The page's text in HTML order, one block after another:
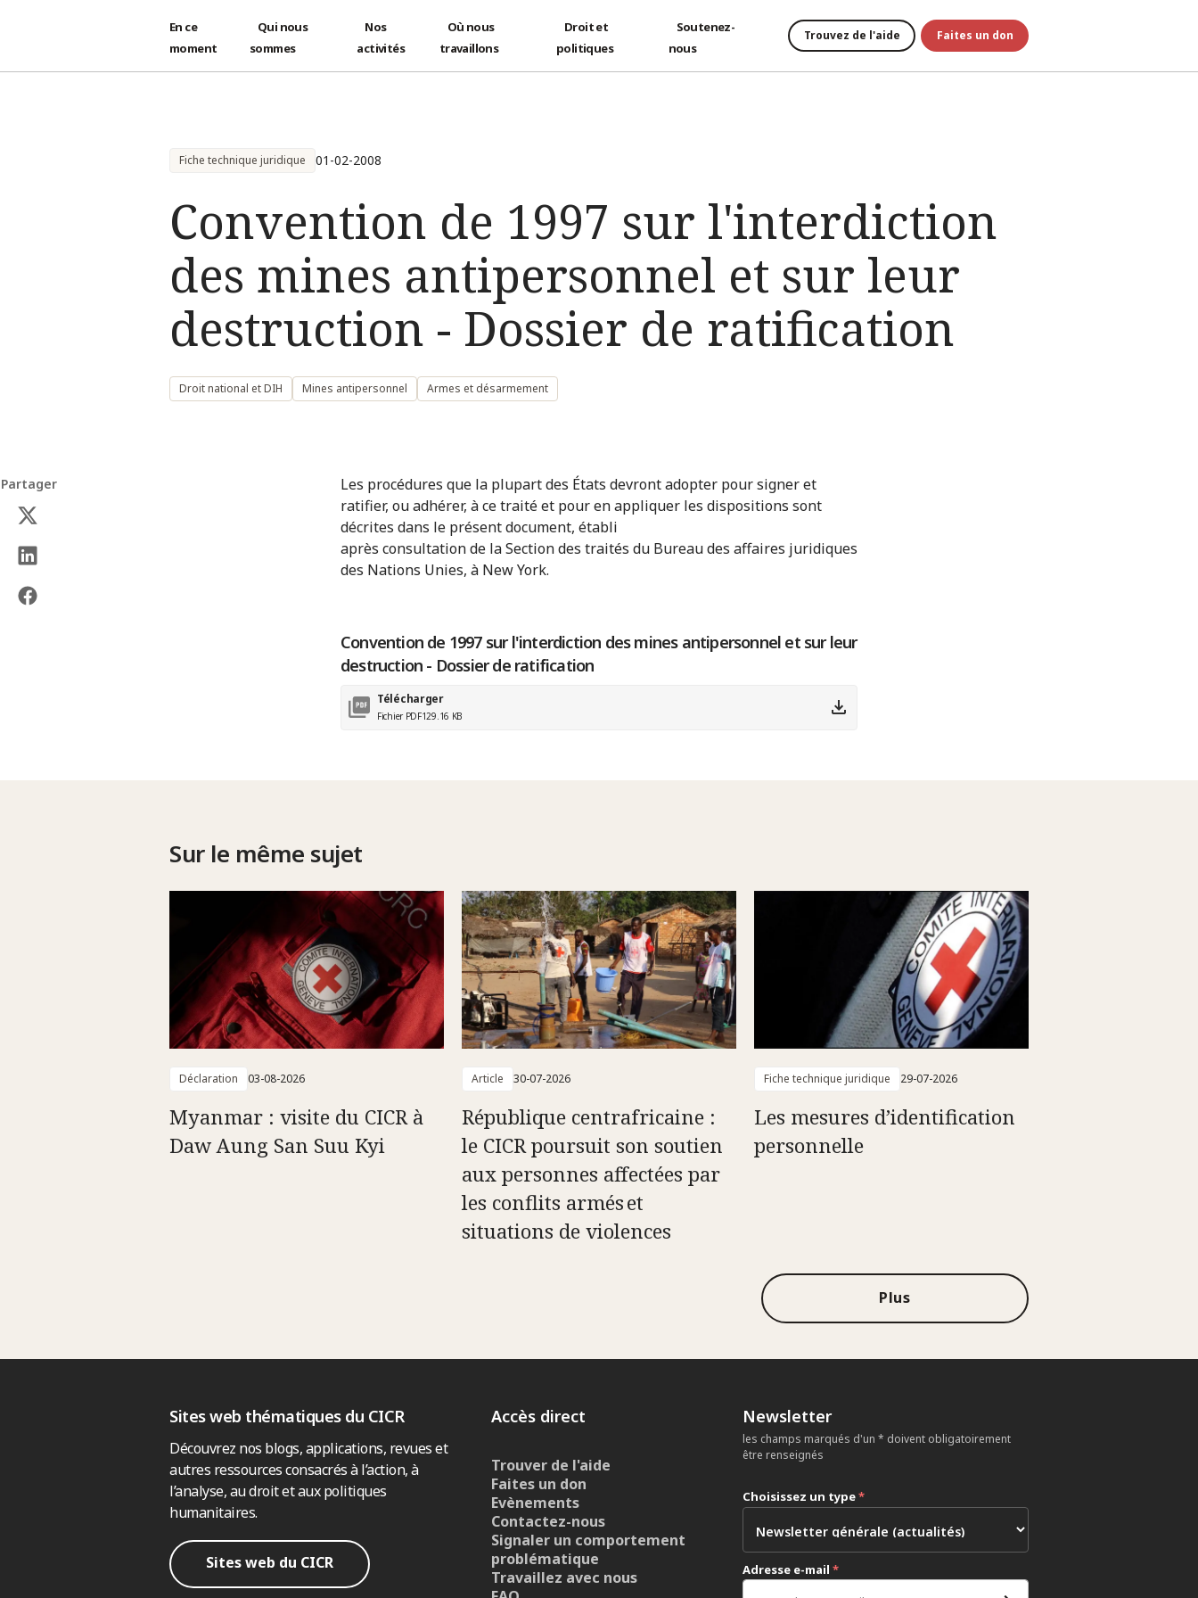
En ce
moment
Qui nous
sommes
Nos
activités
Où nous
travaillons
Droit et
politiques
Soutenez-
nous
Trouvez de l'aide Faites un don
Fiche technique juridique 01-02-2008
Convention de 1997 sur l'interdiction
des mines antipersonnel et sur leur
destruction - Dossier de ratification
Droit national et DIH Mines antipersonnel Armes et désarmement
Partager
Les procédures que la plupart des États devront adopter pour signer et
ratifier, ou adhérer, à ce traité et pour en appliquer les dispositions sont
décrites dans le présent document, établi
après consultation de la Section des traités du Bureau des affaires juridiques
des Nations Unies, à New York.
Convention de 1997 sur l'interdiction des mines antipersonnel et sur leur
destruction - Dossier de ratification
Télécharger
Fichier PDF129.16 KB
Sur le même sujet
Déclaration 03-08-2026
Myanmar : visite du CICR à
Daw Aung San Suu Kyi
Article 30-07-2026
République centrafricaine :
le CICR poursuit son soutien
aux personnes affectées par
les conflits armés et
situations de violences
Fiche technique juridique 29-07-2026
Les mesures d’identification
personnelle
Plus
Sites web thématiques du CICR
Découvrez nos blogs, applications, revues et
autres ressources consacrés à l’action, à
l’analyse, au droit et aux politiques
humanitaires.
Sites web du CICR
Accès direct
Trouver de l'aide
Faites un don
Evènements
Contactez-nous
Signaler un comportement
problématique
Travaillez avec nous
Newsletter
les champs marqués d'un * doivent obligatoirement
être renseignés
Choisissez un type*
Adresse e-mail *